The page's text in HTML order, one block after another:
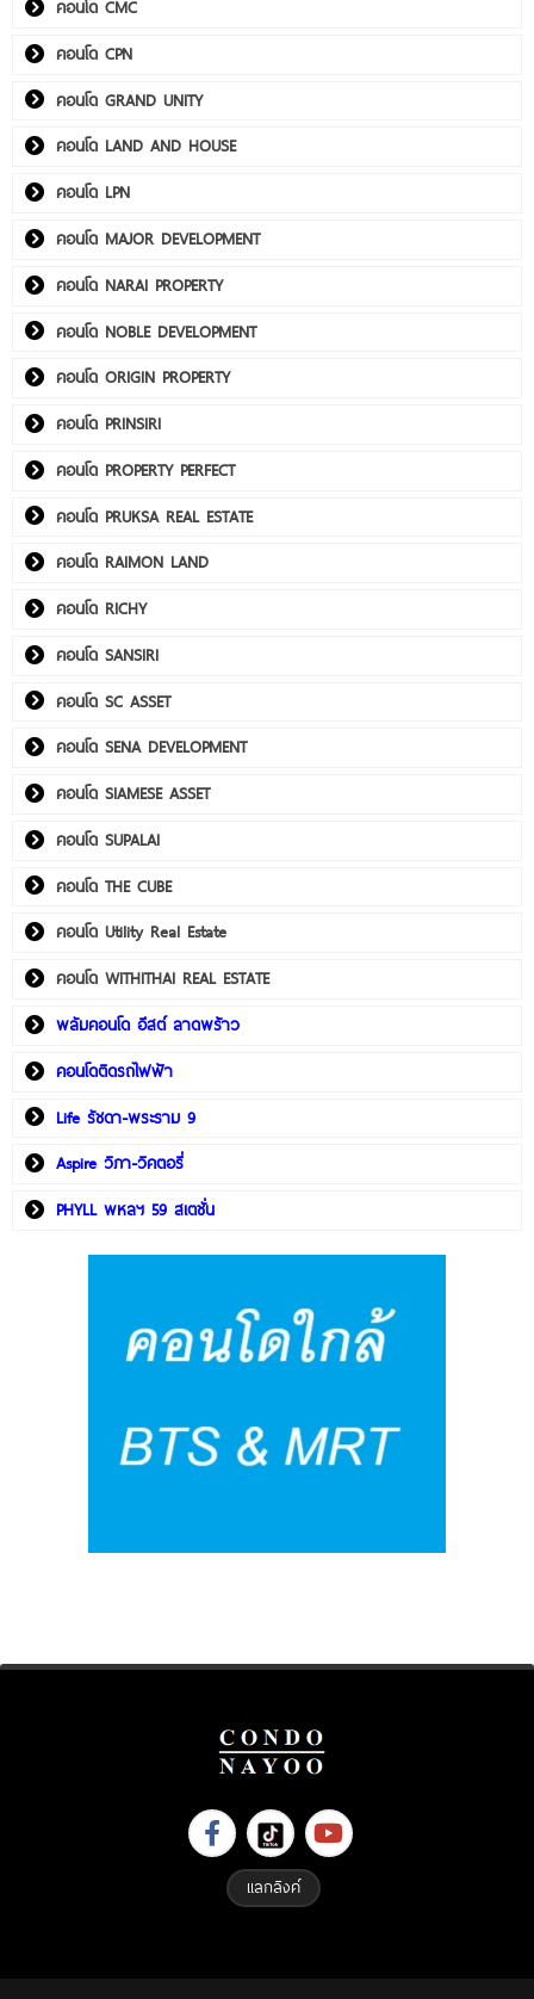
คอนโด CMC
คอนโด CPN
คอนโด GRAND UNITY
คอนโด LAND AND HOUSE
คอนโด LPN
คอนโด MAJOR DEVELOPMENT
คอนโด NARAI PROPERTY
คอนโด NOBLE DEVELOPMENT
คอนโด ORIGIN PROPERTY
คอนโด PRINSIRI
คอนโด PROPERTY PERFECT
คอนโด PRUKSA REAL ESTATE
คอนโด RAIMON LAND
คอนโด RICHY
คอนโด SANSIRI
คอนโด SC ASSET
คอนโด SENA DEVELOPMENT
คอนโด SIAMESE ASSET
คอนโด SUPALAI
คอนโด THE CUBE
คอนโด Utility Real Estate
คอนโด WITHITHAI REAL ESTATE
พลัมคอนโด อีสต์ ลาดพร้าว
คอนโดติดรถไฟฟ้า
Life รัชดา-พระราม 9
Aspire วิภา-วิคตอรี่
PHYLL พหลฯ 59 สเตชั่น
แลกลิงค์